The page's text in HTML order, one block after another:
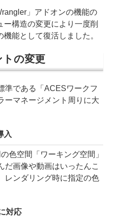
」アドオンの機能の
構造の変更により一度削
能として復活しました。
の変更
である「ACESワークフ
ーマネージメント周りに大
入
色空間「ワーキング空間」
だ画像や動画はいったんこ
レンダリング時に指定の色
対応